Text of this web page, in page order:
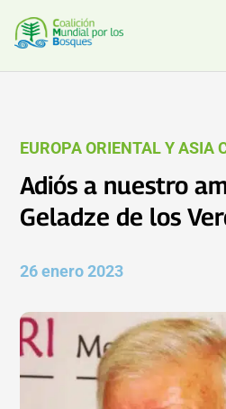
EUROPA ORIENTAL Y ASIA
Adiós a nuestro
Geladze de los
26 enero 2023